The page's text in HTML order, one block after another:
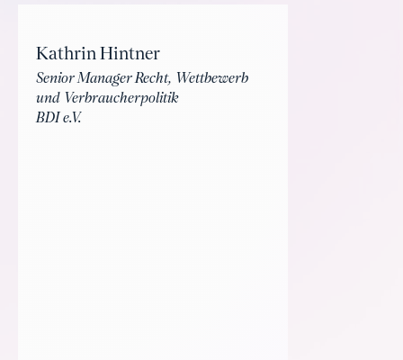
Kathrin Hintner
Senior Manager Recht, Wettbewerb
und Verbraucherpolitik
BDI e.V.